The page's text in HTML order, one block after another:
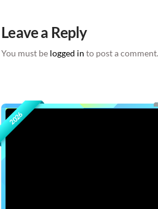
Leave a Reply
You must be logged in to post a comment.
2026